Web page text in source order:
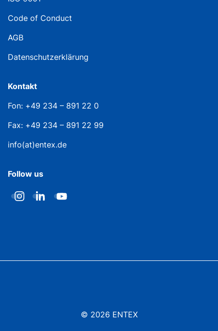
Code of Conduct
AGB
Datenschutzerklärung
Kontakt
Fon: +49 234 – 891 22 0
Fax: +49 234 – 891 22 99
info(at)entex.de
Follow us
© 2026 ENTEX